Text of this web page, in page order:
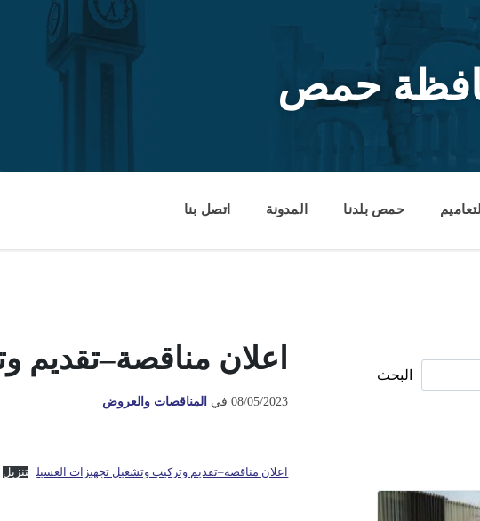
حمص
التعاميم حمص بلدنا المدونة اتصل بنا
اعلان
08/05/2023 في المناقصات والعروض
اعلان مناقصة–تقديم وتركيب وتشغيل تجهيزات الغسيل تنزيل
البحث